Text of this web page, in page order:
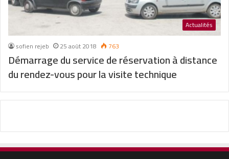
Actualités
sofien rejeb
25 août 2018 763
Démarrage du service de réservation à distance
du rendez-vous pour la visite technique